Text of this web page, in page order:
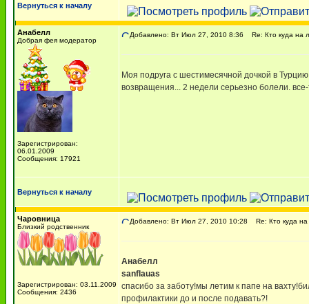
Вернуться к началу
Анабелл
Добрая фея модератор
Зарегистрирован:
06.01.2009
Сообщения: 17921
Добавлено: Вт Июл 27, 2010 8:36 Re: Кто куда на
Моя подруга с шестимесячной дочкой в
возвращения... 2 недели серьезно болели.
Вернуться к началу
Чаровница
Близкий родственник
Зарегистрирован: 03.11.2009
Сообщения: 2436
Добавлено: Вт Июл 27, 2010 10:28 Re: Кто куда
Анабелл
sanflauas
спасибо за заботу!мы летим к папе на
профилактики до и после подавать?!